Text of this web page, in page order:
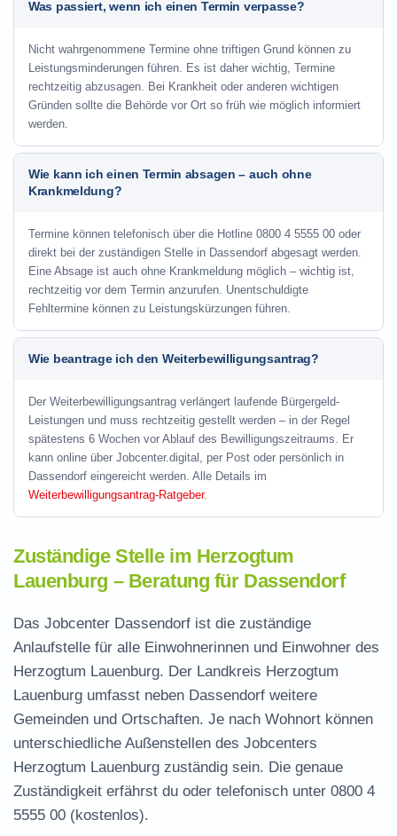
Was passiert, wenn ich einen Termin verpasse?
Nicht wahrgenommene Termine ohne triftigen Grund können zu
Leistungsminderungen führen. Es ist daher wichtig, Termine
rechtzeitig abzusagen. Bei Krankheit oder anderen wichtigen
Gründen sollte die Behörde vor Ort so früh wie möglich informiert
werden.
Wie kann ich einen Termin absagen – auch ohne
Krankmeldung?
Termine können telefonisch über die Hotline 0800 4 5555 00 oder
direkt bei der zuständigen Stelle in Dassendorf abgesagt werden.
Eine Absage ist auch ohne Krankmeldung möglich – wichtig ist,
rechtzeitig vor dem Termin anzurufen. Unentschuldigte
Fehltermine können zu Leistungskürzungen führen.
Wie beantrage ich den Weiterbewilligungsantrag?
Der Weiterbewilligungsantrag verlängert laufende Bürgergeld-
Leistungen und muss rechtzeitig gestellt werden – in der Regel
spätestens 6 Wochen vor Ablauf des Bewilligungszeitraums. Er
kann online über Jobcenter.digital, per Post oder persönlich in
Dassendorf eingereicht werden. Alle Details im
Weiterbewilligungsantrag-Ratgeber.
Zuständige Stelle im Herzogtum
Lauenburg – Beratung für Dassendorf
Das Jobcenter Dassendorf ist die zuständige
Anlaufstelle für alle Einwohnerinnen und Einwohner des
Herzogtum Lauenburg. Der Landkreis Herzogtum
Lauenburg umfasst neben Dassendorf weitere
Gemeinden und Ortschaften. Je nach Wohnort können
unterschiedliche Außenstellen des Jobcenters
Herzogtum Lauenburg zuständig sein. Die genaue
Zuständigkeit erfährst du oder telefonisch unter 0800 4
5555 00 (kostenlos).